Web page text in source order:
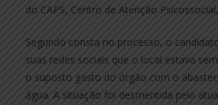
do CAPS, Centro de Atenção
Segundo consta no processo, o
suas redes sociais que o local estava
o suposto gasto do órgão com o
água. A situação foi desmentida pelo